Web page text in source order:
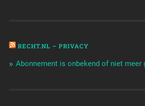
RECHT.NL – PRIVACY
Abonnement is onbekend of niet meer